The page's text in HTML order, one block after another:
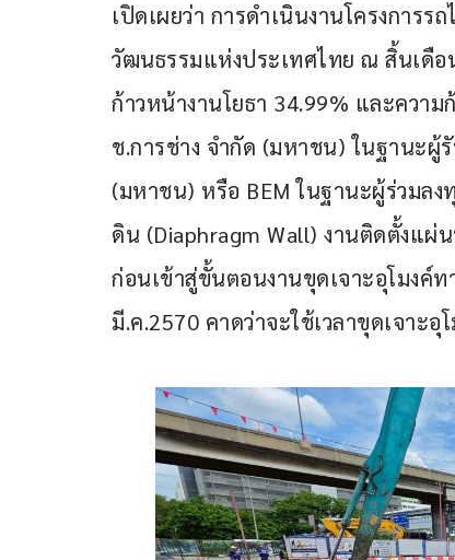
เปิดเผยว่า การดำเนินงานโครงการ
วัฒนธรรมแห่งประเทศไทย ณ สิ้นเดือ
ก้าวหน้างานโยธา 34.99% และคว
ช.การช่าง จำกัด (มหาชน) ในฐานะผู้
(มหาชน) หรือ BEM ในฐานะผู้ร่วมลง
ดิน (Diaphragm Wall) งานติดตั้งแผ่
ก่อนเข้าสู่ขั้นตอนงานขุดเจาะอุโมงค์ท
มี.ค.2570 คาดว่าจะใช้เวลาขุดเจาะอุ